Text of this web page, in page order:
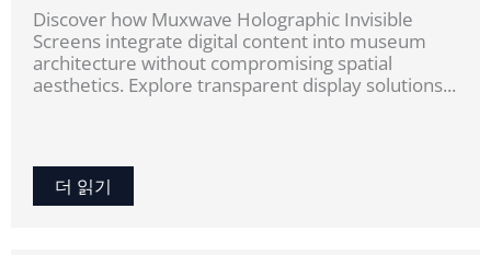
Discover how Muxwave Holographic Invisible
Screens integrate digital content into museum
architecture without compromising spatial
aesthetics. Explore transparent display solutions...
더 읽기